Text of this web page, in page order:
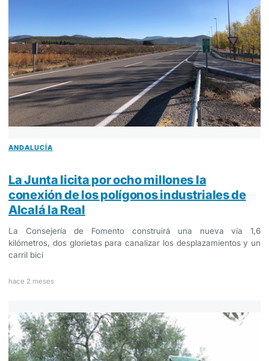
ANDALUCÍA
La Junta licita por ocho millones la
conexión de los polígonos industriales de
Alcalá la Real
La Consejería de Fomento construirá una nueva vía 1,6
kilómetros, dos glorietas para canalizar los desplazamientos y un
carril bici
hace 2 meses